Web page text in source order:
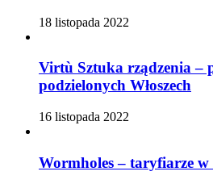
18 listopada 2022
Virtù Sztuka rządzenia –
podzielonych Włoszech
16 listopada 2022
Wormholes – taryfiarze w